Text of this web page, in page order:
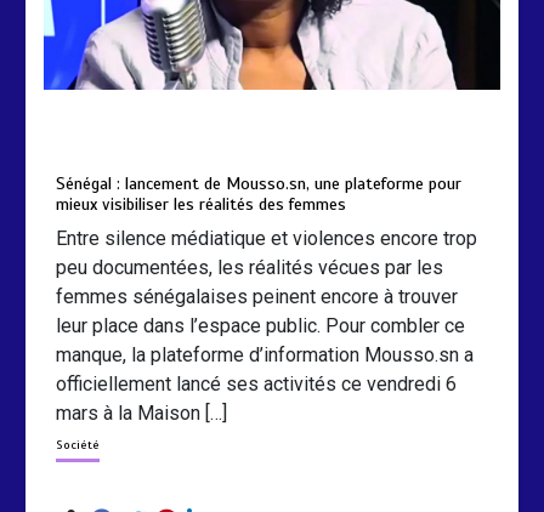
Sénégal : lancement de Mousso.sn, une plateforme pour
mieux visibiliser les réalités des femmes
Entre silence médiatique et violences encore trop
peu documentées, les réalités vécues par les
femmes sénégalaises peinent encore à trouver
leur place dans l’espace public. Pour combler ce
manque, la plateforme d’information Mousso.sn a
officiellement lancé ses activités ce vendredi 6
mars à la Maison […]
Société